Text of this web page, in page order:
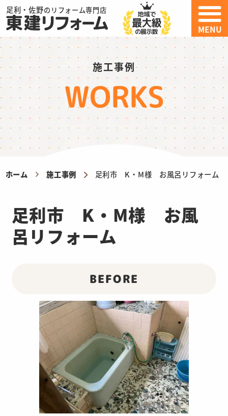
足利・佐野のリフォーム専門店
MENU
施工事例
WORKS
ホーム 施工事例 足利市 K・M様 お風呂リフォーム
足利市 K・M様 お風
呂リフォーム
BEFORE